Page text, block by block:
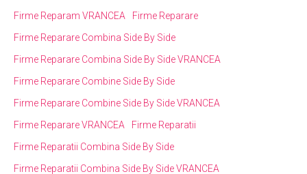
Firme Reparam VRANCEA
Firme Reparare
Firme Reparare Combina Side By Side
Firme Reparare Combina Side By Side VRANCEA
Firme Reparare Combine Side By Side
Firme Reparare Combine Side By Side VRANCEA
Firme Reparare VRANCEA
Firme Reparatii
Firme Reparatii Combina Side By Side
Firme Reparatii Combina Side By Side VRANCEA